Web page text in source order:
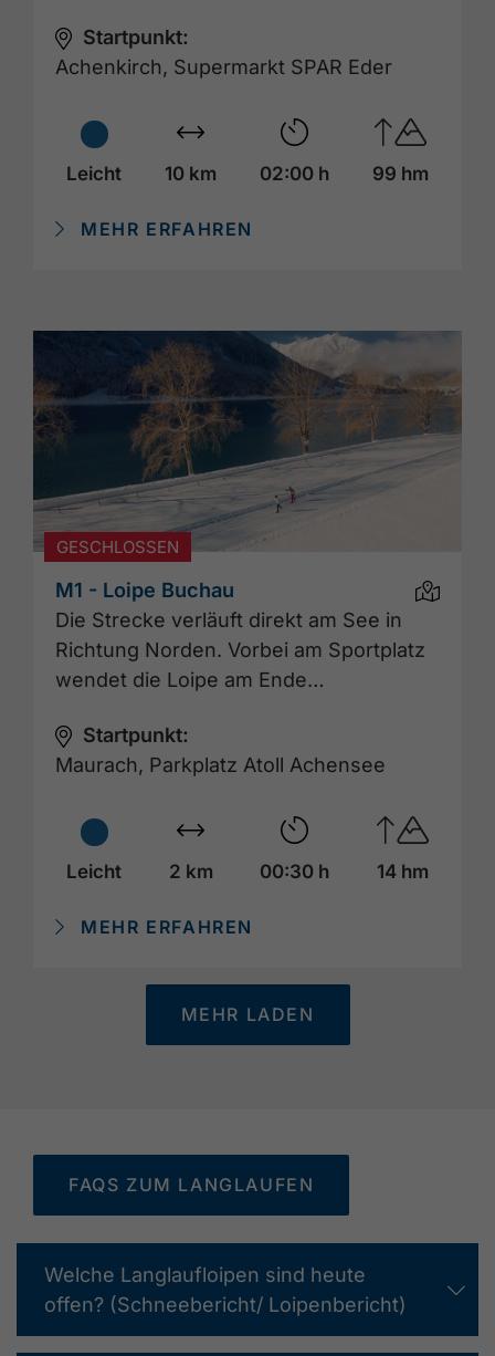
Startpunkt:
Achenkirch, Supermarkt SPAR Eder
Leicht 10 km 02:00 h 99 hm
MEHR ERFAHREN
GESCHLOSSEN
M1 - Loipe Buchau
Die Strecke verläuft direkt am See in
Richtung Norden. Vorbei am Sportplatz
wendet die Loipe am Ende…
Startpunkt:
Maurach, Parkplatz Atoll Achensee
Leicht 2 km 00:30 h 14 hm
MEHR ERFAHREN
MEHR LADEN
FAQS ZUM LANGLAUFEN
Welche Langlaufloipen sind heute
offen? (Schneebericht/ Loipenbericht)